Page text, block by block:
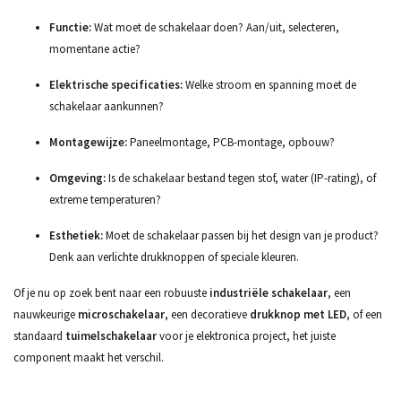
Functie:Wat moet de schakelaar doen? Aan/uit, selecteren,
momentane actie?
Elektrische specificaties:Welke stroom en spanning moet de
schakelaar aankunnen?
Montagewijze:Paneelmontage, PCB-montage, opbouw?
Omgeving:Is de schakelaar bestand tegen stof, water (IP-rating), of
extreme temperaturen?
Esthetiek:Moet de schakelaar passen bij het design van je product?
Denk aan verlichte drukknoppen of speciale kleuren.
Of je nu op zoek bent naar een robuuste industriële schakelaar, een
nauwkeurige microschakelaar, een decoratieve drukknop met LED, of een
standaard tuimelschakelaarvoor je elektronica project, het juiste
component maakt het verschil.